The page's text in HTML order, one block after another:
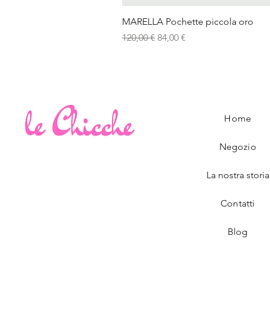
MARELLA Pochette piccola oro
Prezzo regolare
120,00 € Prezzo scontato
84,00 €
Home
Negozio
La nostra storia
Contatti
Blog